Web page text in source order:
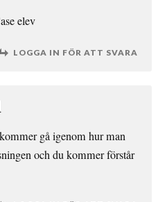
elev
LOGGA IN FÖR ATT SVARA
gå igenom hur man
och du kommer förstår